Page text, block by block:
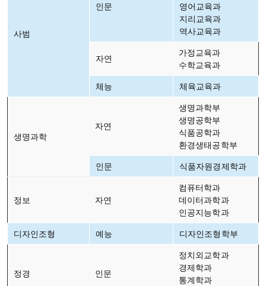
사범
인문
영어교육과
지리교육과
역사교육과
자연
가정교육과
수학교육과
체능 체육교육과
생명과학
자연
생명과학부
생명공학부
식품공학과
환경생태공학부
인문 식품자원경제학과
정보 자연
컴퓨터학과
데이터과학과
인공지능학과
디자인조형 예능 디자인조형학부
정경 인문
정치외교학과
경제학과
통계학과